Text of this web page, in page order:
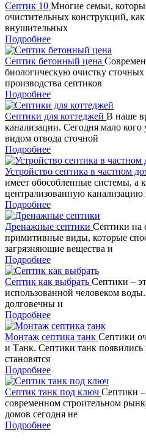
Септик 10 Многие семьи,
очистительных конструкций,
внушительных
Подробнее
Септик бетонный цена
биологическую очистку
производства септиков
Подробнее
Септики для коттеджей В наше
канализации. Сегодня мало
видом отвода сточной
Подробнее
Устройство септика в частном
имеет обособленные системы, а
централизованную канализацию
Подробнее
Дренажные септики Септики на
примитивные виды, которые
загрязняющие вещества и
Подробнее
Септик как выбрать Септики –
использованной человеком
долговечны и
Подробнее
Монтаж септика танк Септики
и Танк. Септики танк появились
становятся
Подробнее
Септик танк под ключ Септики
современном строительном
домов сегодня не
Подробнее